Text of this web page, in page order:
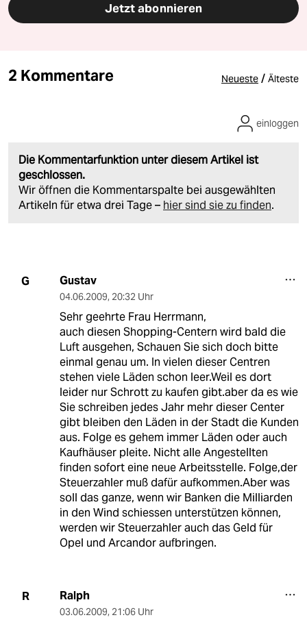
Jetzt abonnieren
2 Kommentare Neueste / Älteste
Die Kommentarfunktion unter diesem Artikel ist
geschlossen.
Wir öffnen die Kommentarspalte bei ausgewählten
Artikeln für etwa drei Tage – hier sind sie zu finden.
einloggen
G Gustav
04.06.2009, 20:32 Uhr
Sehr geehrte Frau Herrmann,
auch diesen Shopping-Centern wird bald die
Luft ausgehen, Schauen Sie sich doch bitte
einmal genau um. In vielen dieser Centren
stehen viele Läden schon leer.Weil es dort
leider nur Schrott zu kaufen gibt.aber da es wie
Sie schreiben jedes Jahr mehr dieser Center
gibt bleiben den Läden in der Stadt die Kunden
aus. Folge es gehem immer Läden oder auch
Kaufhäuser pleite. Nicht alle Angestellten
finden sofort eine neue Arbeitsstelle. Folge,der
Steuerzahler muß dafür aufkommen.Aber was
soll das ganze, wenn wir Banken die Milliarden
in den Wind schiessen unterstützen können,
werden wir Steuerzahler auch das Geld für
Opel und Arcandor aufbringen.
R Ralph
03.06.2009, 21:06 Uhr